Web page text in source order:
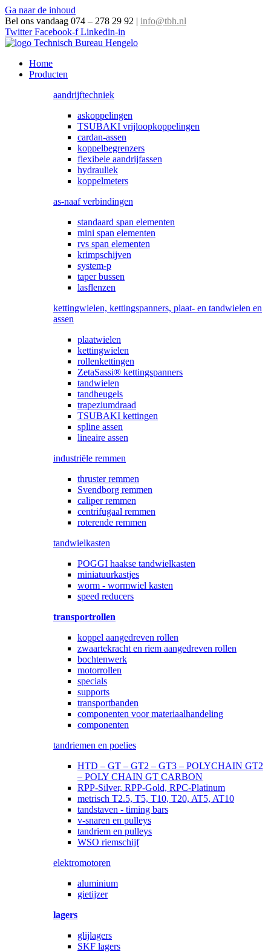
Ga naar de inhoud
Bel ons vandaag 074 – 278 29 92 | info@tbh.nl
Twitter Facebook-f Linkedin-in
Home
Producten
aandrijftechniek
askoppelingen
TSUBAKI vrijloopkoppelingen
cardan-assen
koppelbegrenzers
flexibele aandrijfassen
hydrauliek
koppelmeters
as-naaf verbindingen
standaard span elementen
mini span elementen
rvs span elementen
krimpschijven
system-p
taper bussen
lasflenzen
kettingwielen, kettingspanners, plaat- en tandwielen en
assen
plaatwielen
kettingwielen
rollenkettingen
ZetaSassi® kettingspanners
tandwielen
tandheugels
trapeziumdraad
TSUBAKI kettingen
spline assen
lineaire assen
industriële remmen
thruster remmen
Svendborg remmen
caliper remmen
centrifugaal remmen
roterende remmen
tandwielkasten
POGGI haakse tandwielkasten
miniatuurkastjes
worm - wormwiel kasten
speed reducers
transportrollen
koppel aangedreven rollen
zwaartekracht en riem aangedreven rollen
bochtenwerk
motorrollen
specials
supports
transportbanden
componenten voor materiaalhandeling
componenten
tandriemen en poelies
HTD – GT – GT2 – GT3 – POLYCHAIN GT2
– POLY CHAIN GT CARBON
RPP-Silver, RPP-Gold, RPC-Platinum
metrisch T2.5, T5, T10, T20, AT5, AT10
tandstaven - timing bars
v-snaren en pulleys
tandriem en pulleys
WSO riemschijf
elektromotoren
aluminium
gietijzer
lagers
glijlagers
SKF lagers